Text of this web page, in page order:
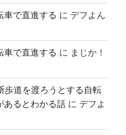
車で直進する に デフよん
車で直進する に まじか！
歩道を渡ろうとする自転
あるとわかる話 に デフよ